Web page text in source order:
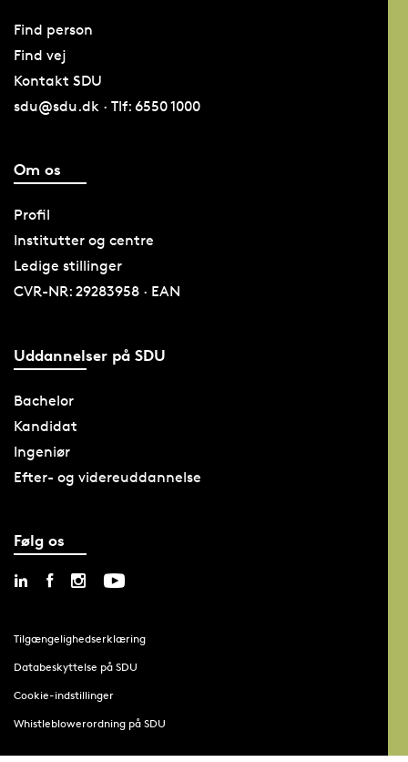
Find person
Find vej
Kontakt SDU
sdu@sdu.dk · Tlf: 6550 1000
Om os
Profil
Institutter og centre
Ledige stillinger
CVR-NR: 29283958 · EAN
Uddannelser på SDU
Bachelor
Kandidat
Ingeniør
Efter- og videreuddannelse
Følg os
Tilgængelighedserklæring
Databeskyttelse på SDU
Cookie-indstillinger
Whistleblowerordning på SDU